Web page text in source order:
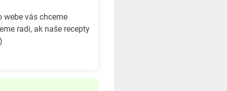
vás chceme
radi, ak naše recepty